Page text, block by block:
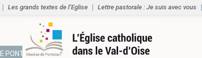
Les grands textes de l’Eglise Lettre pastorale : Je suis avec vous
PONTOISE